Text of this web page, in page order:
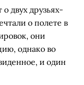
двух друзьях-
о полете в
они
однако во
и один